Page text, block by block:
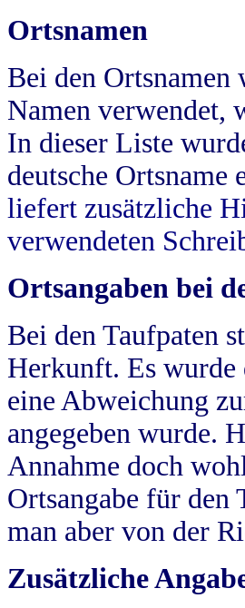
Ortsnamen
Bei den Ortsnamen
Namen verwendet,
In dieser Liste
deutsche Ortsname
liefert zusätzliche
verwendeten
Ortsangaben bei
Bei den Taufpaten
Herkunft. Es wurde
eine Abweichung
angegeben wurde.
Annahme doch
Ortsangabe für den
man aber von der
Zusätzliche